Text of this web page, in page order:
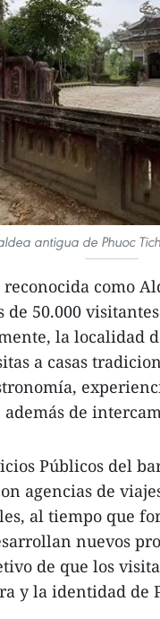
antigua de Phuoc
reconocida como
de 50.000
la localidad
a casas
de
Públicos del
agencias de
al tiempo que
nuevos
de que los
y la identidad de